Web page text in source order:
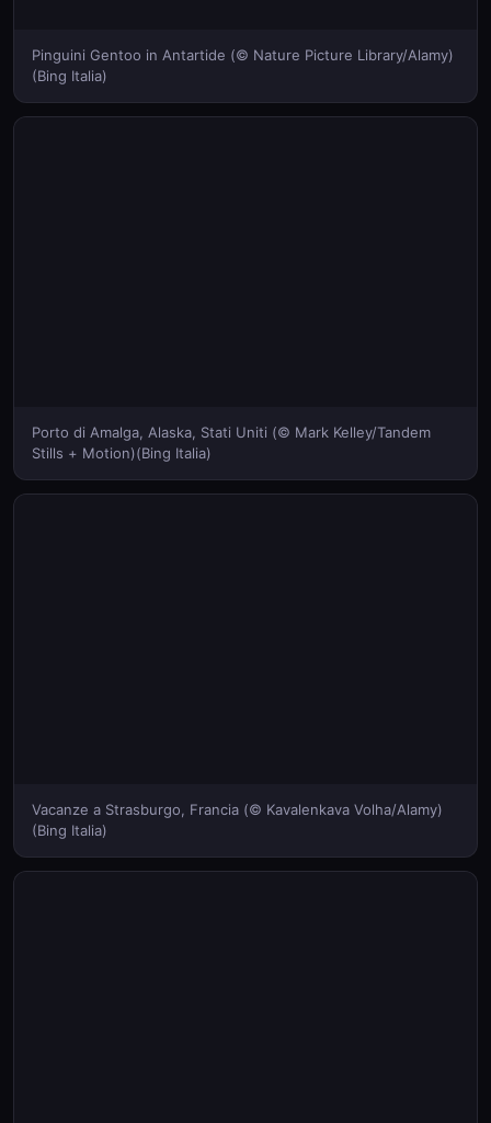
Pinguini Gentoo in Antartide (© Nature Picture Library/Alamy)
(Bing Italia)
Porto di Amalga, Alaska, Stati Uniti (© Mark Kelley/Tandem
Stills + Motion)(Bing Italia)
Vacanze a Strasburgo, Francia (© Kavalenkava Volha/Alamy)
(Bing Italia)